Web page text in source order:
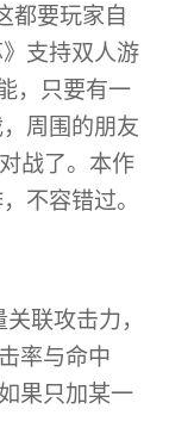
都要玩家自
支持双人游
，只要有一
周围的朋友
战了。本作
不容错过。
联攻击力，
率与命中
果只加某一